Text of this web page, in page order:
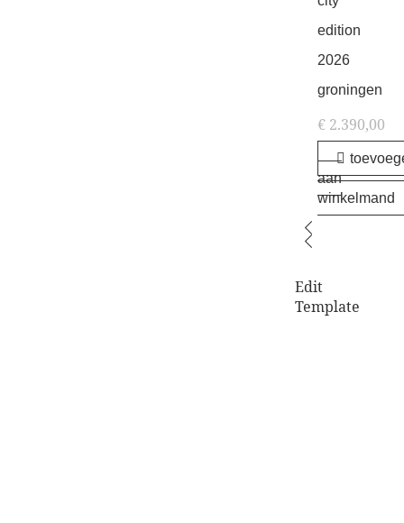
edition
2026
groningen
€2.390,00
aan
winkelmand
Edit
Template